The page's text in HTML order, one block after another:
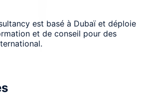
est basé à Dubaï et déploie
et de conseil pour des